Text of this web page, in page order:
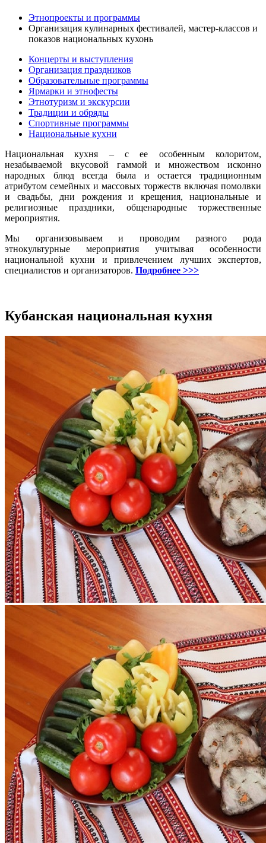
Этнопроекты и программы
Организация кулинарных фестивалей, мастер-классов и
показов национальных кухонь
Концерты и выступления
Организация праздников
Образовательные программы
Ярмарки и этнофесты
Этнотуризм и экскурсии
Традиции и обряды
Спортивные программы
Национальные кухни
Национальная кухня – с ее особенным колоритом,
незабываемой вкусовой гаммой и множеством исконно
народных блюд всегда была и остается традиционным
атрибутом семейных и массовых торжеств включая помолвки
и свадьбы, дни рождения и крещения, национальные и
религиозные праздники, общенародные торжественные
мероприятия.
Мы организовываем и проводим разного рода
этнокультурные мероприятия учитывая особенности
национальной кухни и привлечением лучших экспертов,
специалистов и организаторов. Подробнее >>>
Кубанская национальная кухня